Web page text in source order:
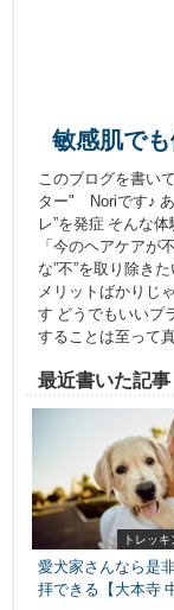
敏感肌で
このブログを書い
ター" Noriです♪ あ
レ”を発症 そんな
「今のヘアケアが
な”不”を取り除き
メリットばかりじ
す どうでもいいプ
することは至って
最近書いた記事
トレッキ
愛犬家さんなら是
拝できる【大本寺